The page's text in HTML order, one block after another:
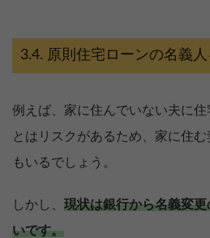
原則住宅ローンの名義人
例えば、家に住んでいない夫に
とはリスクがあるため、家に住
もいるでしょう。
しかし、 現状は銀行から名義変
いです。